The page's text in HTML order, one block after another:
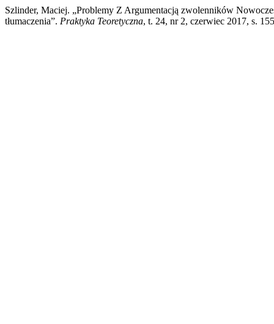
Szlinder, Maciej. „Problemy Z Argumentacją zwolenników
tłumaczenia”. Praktyka Teoretyczna, t. 24, nr 2, czerwiec 2017, s.